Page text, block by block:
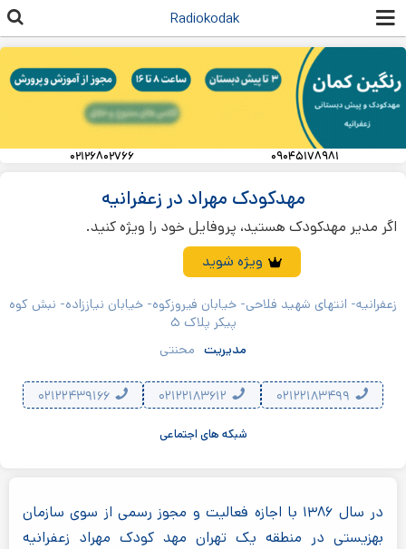
محتوای
Radiokodak
۰۹۰۴۵۱۷۸۹۸۱ ۰۲۱۲۶۸۰۲۷۶۶
مهدکودک مهراد در زعفرانیه
اگر مدیر مهدکودک هستید، پروفایل خود را ویژه کنید.
ویژه شوید
زعفرانیه- انتهای شهید فلاحی- خیابان فیروزکوه- خیابان نیاززاده- نبش کوه
پیکر پلاک ۵
مدیریت محنتی
شبکه های اجتماعی
در سال ۱۳۸۶ با اجازه فعالیت و مجوز رسمی از سوی سازمان
بهزیستی در منطقه یک تهران مهد کودک مهراد زعفرانیه